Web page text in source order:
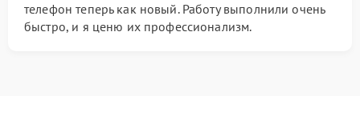
телефон теперь как новый. Работу выполнили очень
быстро, и я ценю их профессионализм.